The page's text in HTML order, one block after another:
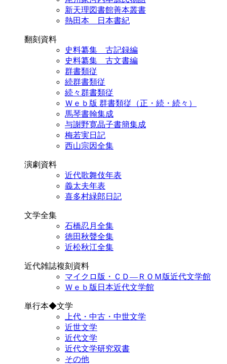
新天理図書館善本叢書
熱田本 日本書紀
翻刻資料
史料纂集 古記録編
史料纂集 古文書編
群書類従
続群書類従
続々群書類従
Ｗｅｂ版 群書類従（正・続・続々）
馬琴書翰集成
与謝野寛晶子書簡集成
梅若実日記
西山宗因全集
演劇資料
近代歌舞伎年表
義太夫年表
喜多村緑郎日記
文学全集
石橋忍月全集
徳田秋聲全集
近松秋江全集
近代雑誌複刻資料
マイクロ版・ＣＤ―ＲＯＭ版近代文学館
Ｗｅｂ版日本近代文学館
単行本◆文学
上代・中古・中世文学
近世文学
近代文学
近代文学研究双書
その他